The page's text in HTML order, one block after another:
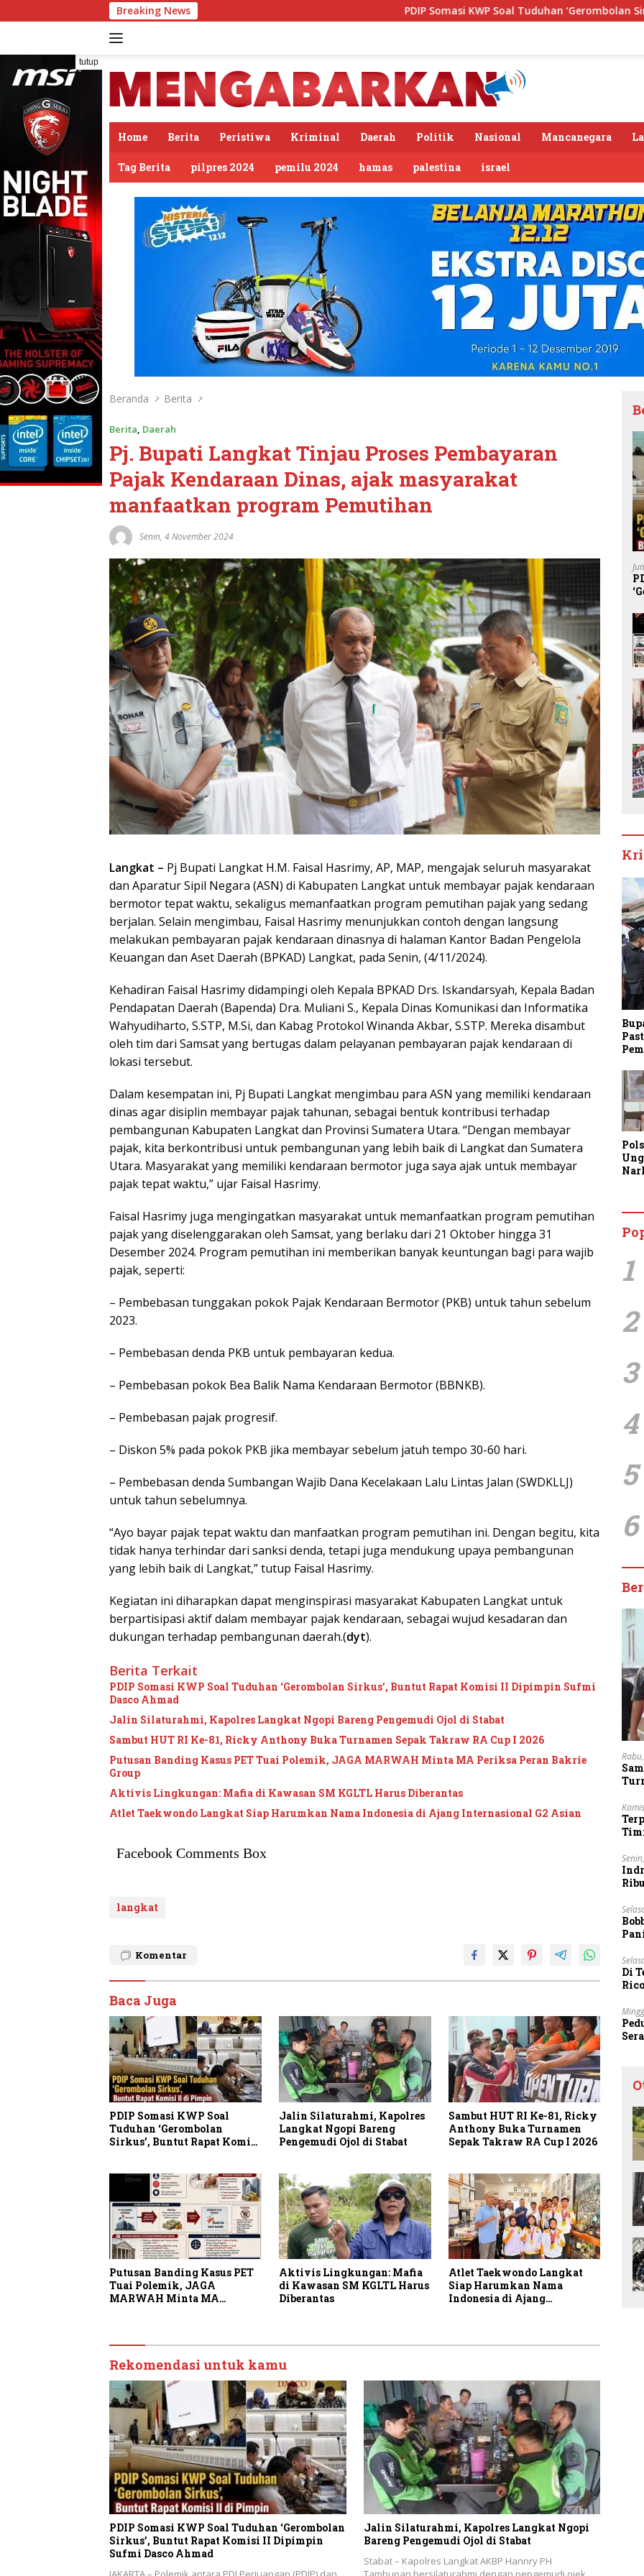
ke
Breaking News PDIP Somasi KWP Soal Tuduhan ‘Gerombolan Sirkus’, Buntut Rapat
tutup
Home Berita Peristiwa Kriminal Daerah Politik Nasional Mancanegara
Tag Berita pilpres 2024 pemilu 2024 hamas palestina israel
Beranda Berita
Berita, Daerah
Pj. Bupati Langkat Tinjau Proses Pembayaran
Pajak Kendaraan Dinas, ajak masyarakat
manfaatkan program Pemutihan
Senin, 4 November 2024
Langkat – Pj Bupati Langkat H.M. Faisal Hasrimy, AP, MAP, mengajak seluruh masyarakat
dan Aparatur Sipil Negara (ASN) di Kabupaten Langkat untuk membayar pajak kendaraan
bermotor tepat waktu, sekaligus memanfaatkan program pemutihan pajak yang sedang
berjalan. Selain mengimbau, Faisal Hasrimy menunjukkan contoh dengan langsung
melakukan pembayaran pajak kendaraan dinasnya di halaman Kantor Badan Pengelola
Keuangan dan Aset Daerah (BPKAD) Langkat, pada Senin, (4/11/2024).
Kehadiran Faisal Hasrimy didampingi oleh Kepala BPKAD Drs. Iskandarsyah, Kepala Badan
Pendapatan Daerah (Bapenda) Dra. Muliani S., Kepala Dinas Komunikasi dan Informatika
Wahyudiharto, S.STP, M.Si, dan Kabag Protokol Winanda Akbar, S.STP. Mereka disambut
oleh tim dari Samsat yang bertugas dalam pelayanan pembayaran pajak kendaraan di
lokasi tersebut.
Dalam kesempatan ini, Pj Bupati Langkat mengimbau para ASN yang memiliki kendaraan
dinas agar disiplin membayar pajak tahunan, sebagai bentuk kontribusi terhadap
pembangunan Kabupaten Langkat dan Provinsi Sumatera Utara. “Dengan membayar
pajak, kita berkontribusi untuk pembangunan yang lebih baik di Langkat dan Sumatera
Utara. Masyarakat yang memiliki kendaraan bermotor juga saya ajak untuk membayar
pajak tepat waktu,” ujar Faisal Hasrimy.
Faisal Hasrimy juga mengingatkan masyarakat untuk memanfaatkan program pemutihan
pajak yang diselenggarakan oleh Samsat, yang berlaku dari 21 Oktober hingga 31
Desember 2024. Program pemutihan ini memberikan banyak keuntungan bagi para wajib
pajak, seperti:
– Pembebasan tunggakan pokok Pajak Kendaraan Bermotor (PKB) untuk tahun sebelum
2023.
– Pembebasan denda PKB untuk pembayaran kedua.
– Pembebasan pokok Bea Balik Nama Kendaraan Bermotor (BBNKB).
– Pembebasan pajak progresif.
– Diskon 5% pada pokok PKB jika membayar sebelum jatuh tempo 30-60 hari.
– Pembebasan denda Sumbangan Wajib Dana Kecelakaan Lalu Lintas Jalan (SWDKLLJ)
untuk tahun sebelumnya.
“Ayo bayar pajak tepat waktu dan manfaatkan program pemutihan ini. Dengan begitu, kita
tidak hanya terhindar dari sanksi denda, tetapi juga mendukung upaya pembangunan
yang lebih baik di Langkat,” tutup Faisal Hasrimy.
Kegiatan ini diharapkan dapat menginspirasi masyarakat Kabupaten Langkat untuk
berpartisipasi aktif dalam membayar pajak kendaraan, sebagai wujud kesadaran dan
dukungan terhadap pembangunan daerah.(dyt).
Berita Terkait
PDIP Somasi KWP Soal Tuduhan ‘Gerombolan Sirkus’, Buntut Rapat Komisi II Dipimpin Sufmi
Dasco Ahmad
Jalin Silaturahmi, Kapolres Langkat Ngopi Bareng Pengemudi Ojol di Stabat
Sambut HUT RI Ke-81, Ricky Anthony Buka Turnamen Sepak Takraw RA Cup I 2026
Putusan Banding Kasus PET Tuai Polemik, JAGA MARWAH Minta MA Periksa Peran Bakrie
Group
Aktivis Lingkungan: Mafia di Kawasan SM KGLTL Harus Diberantas
Atlet Taekwondo Langkat Siap Harumkan Nama Indonesia di Ajang Internasional G2 Asian
Facebook Comments Box
langkat
Komentar
Baca Juga
PDIP Somasi KWP Soal
Tuduhan ‘Gerombolan
Sirkus’, Buntut Rapat Komisi
Jalin Silaturahmi, Kapolres
Langkat Ngopi Bareng
Pengemudi Ojol di Stabat
Sambut HUT RI Ke-81, Ricky
Anthony Buka Turnamen
Sepak Takraw RA Cup I 2026
Putusan Banding Kasus PET
Tuai Polemik, JAGA
MARWAH Minta MA
Aktivis Lingkungan: Mafia
di Kawasan SM KGLTL Harus
Diberantas
Atlet Taekwondo Langkat
Siap Harumkan Nama
Indonesia di Ajang
Rekomendasi untuk kamu
PDIP Somasi KWP Soal Tuduhan ‘Gerombolan
Sirkus’, Buntut Rapat Komisi II Dipimpin
Sufmi Dasco Ahmad
Jalin Silaturahmi, Kapolres Langkat Ngopi
Bareng Pengemudi Ojol di Stabat
Stabat – Kapolres Langkat AKBP Hannry PH
1
2
3
4
5
6
Di